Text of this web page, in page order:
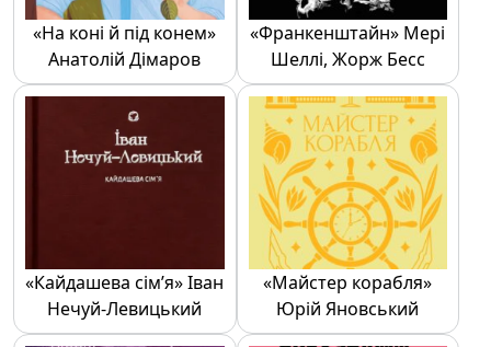
«На коні й під конем»
Анатолій Дімаров
«Франкенштайн» Мері
Шеллі, Жорж Бесс
«Кайдашева сім’я» Іван
Нечуй-Левицький
«Майстер корабля»
Юрій Яновський